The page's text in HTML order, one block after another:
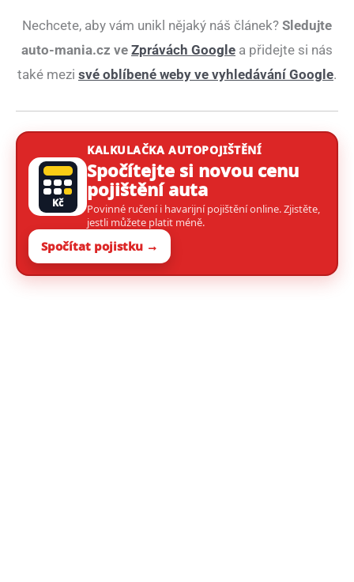
Nechcete, aby vám unikl nějaký náš článek? Sledujte
auto-mania.cz ve Zprávách Google a přidejte si nás
také mezi své oblíbené weby ve vyhledávání Google.
Kč
KALKULAČKA AUTOPOJIŠTĚNÍ
Spočítejte si novou cenu
pojištění auta
Povinné ručení i havarijní pojištění online. Zjistěte,
jestli můžete platit méně.
Spočítat pojistku →